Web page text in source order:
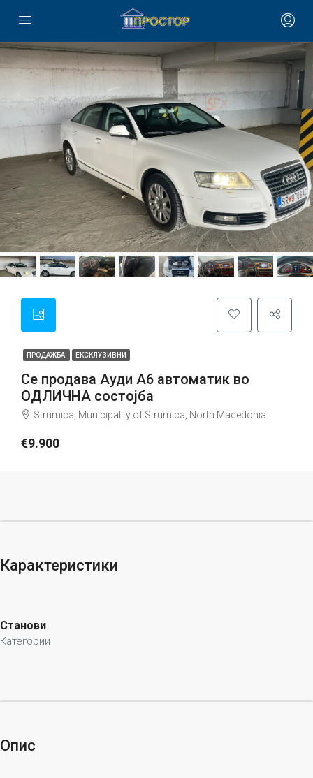
ПРОДАЖБА ЕКСКЛУЗИВНИ
Се продава Ауди А6 автоматик во
ОДЛИЧНА состојба
Strumica, Municipality of Strumica, North Macedonia
€9.900
Карактеристики
Станови
Категории
Опис